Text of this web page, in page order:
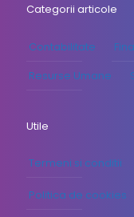
Categorii articole
Contabilitate
Resurse Umane
Utile
Termeni si conditii
Politica de cookies